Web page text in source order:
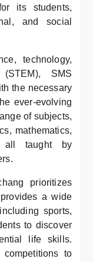
its students,
and social
technology,
SMS
the necessary
ever-evolving
of subjects,
mathematics,
all taught by
prioritizes
a wide
sports,
to discover
life skills.
to